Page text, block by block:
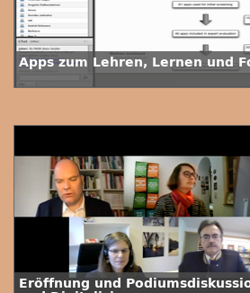
Apps zum Lehren, Lernen und
Eröffnung und